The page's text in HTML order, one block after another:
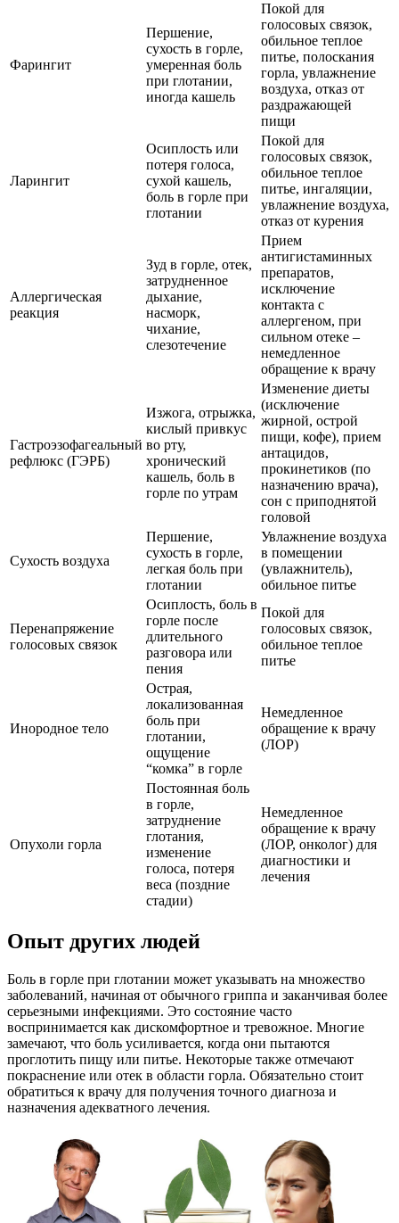
Фарингит
Першение,
сухость в горле,
умеренная боль
при глотании,
иногда кашель
Покой для
голосовых связок,
обильное теплое
питье, полоскания
горла, увлажнение
воздуха, отказ от
раздражающей
пищи
Ларингит
Осиплость или
потеря голоса,
сухой кашель,
боль в горле при
глотании
Покой для
голосовых связок,
обильное теплое
питье, ингаляции,
увлажнение воздуха,
отказ от курения
Аллергическая
реакция
Зуд в горле, отек,
затрудненное
дыхание,
насморк,
чихание,
слезотечение
Прием
антигистаминных
препаратов,
исключение
контакта с
аллергеном, при
сильном отеке –
немедленное
обращение к врачу
Гастроэзофагеальный
рефлюкс (ГЭРБ)
Изжога, отрыжка,
кислый привкус
во рту,
хронический
кашель, боль в
горле по утрам
Изменение диеты
(исключение
жирной, острой
пищи, кофе), прием
антацидов,
прокинетиков (по
назначению врача),
сон с приподнятой
головой
Сухость воздуха
Першение,
сухость в горле,
легкая боль при
глотании
Увлажнение воздуха
в помещении
(увлажнитель),
обильное питье
Перенапряжение
голосовых связок
Осиплость, боль в
горле после
длительного
разговора или
пения
Покой для
голосовых связок,
обильное теплое
питье
Инородное тело
Острая,
локализованная
боль при
глотании,
ощущение
“комка” в горле
Немедленное
обращение к врачу
(ЛОР)
Опухоли горла
Постоянная боль
в горле,
затруднение
глотания,
изменение
голоса, потеря
веса (поздние
стадии)
Немедленное
обращение к врачу
(ЛОР, онколог) для
диагностики и
лечения
Опыт других людей
Боль в горле при глотании может указывать на множество
заболеваний, начиная от обычного гриппа и заканчивая более
серьезными инфекциями. Это состояние часто
воспринимается как дискомфортное и тревожное. Многие
замечают, что боль усиливается, когда они пытаются
проглотить пищу или питье. Некоторые также отмечают
покраснение или отек в области горла. Обязательно стоит
обратиться к врачу для получения точного диагноза и
назначения адекватного лечения.